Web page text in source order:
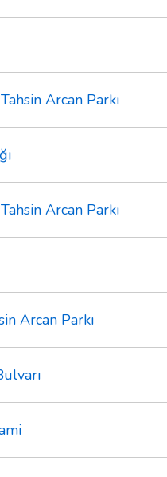
Arcan Parkı
Arcan Parkı
Arcan Parkı